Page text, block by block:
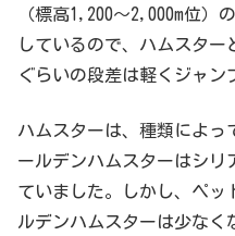
（標高1,200～2,000m位）
しているので、ハムスタ
ぐらいの段差は軽くジャン
ハムスターは、種類によっ
ールデンハムスターはシリ
ていました。しかし、ペッ
ルデンハムスターは少なく